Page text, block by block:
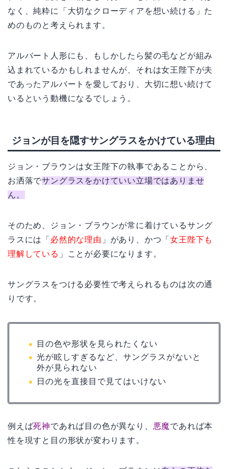
なく、純粋に「大切なクローディアを想い続ける」た
めのものと考えられます。
アルバート人形にも、もしかしたら髪の毛などが組み
込まれているかもしれませんが、それは女王陛下が夫
であったアルバートを愛しており、大切に想い続けて
いるという動機になるでしょう。
ジョンが目を隠すサングラスをかけている理由
ジョン・ブラウンは女王陛下の執事であることから、
お洒落でサングラスをかけていい立場ではありませ
ん。
そのため、ジョン・ブラウンが常に着けているサング
ラスには「 必然的な理由 」があり、かつ「女王陛下も
理解している 」ことが必要になります。
サングラスをつける必要性で考えられるものは次の通
りです。
目の色や形状を見られたくない
光が眩しすぎるなど、サングラスがないと
外が見られない
日の光を直接目で見てはいけない
例えば死神であれば目の色が異なり、 悪魔であれば本
性を現すと目の形状が変わります。